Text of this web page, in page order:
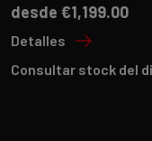
desde €1,199.00
Detalles
Consultar stock del